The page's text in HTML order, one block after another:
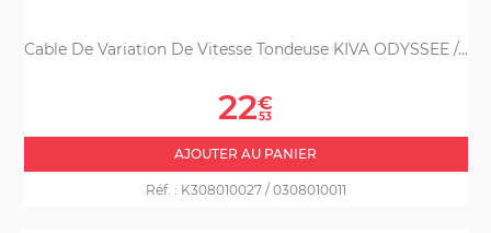
Cable De Variation De Vitesse Tondeuse KIVA ODYSSEE /...
Prix
22€
53
AJOUTER AU PANIER
Réf. : K308010027 / 0308010011